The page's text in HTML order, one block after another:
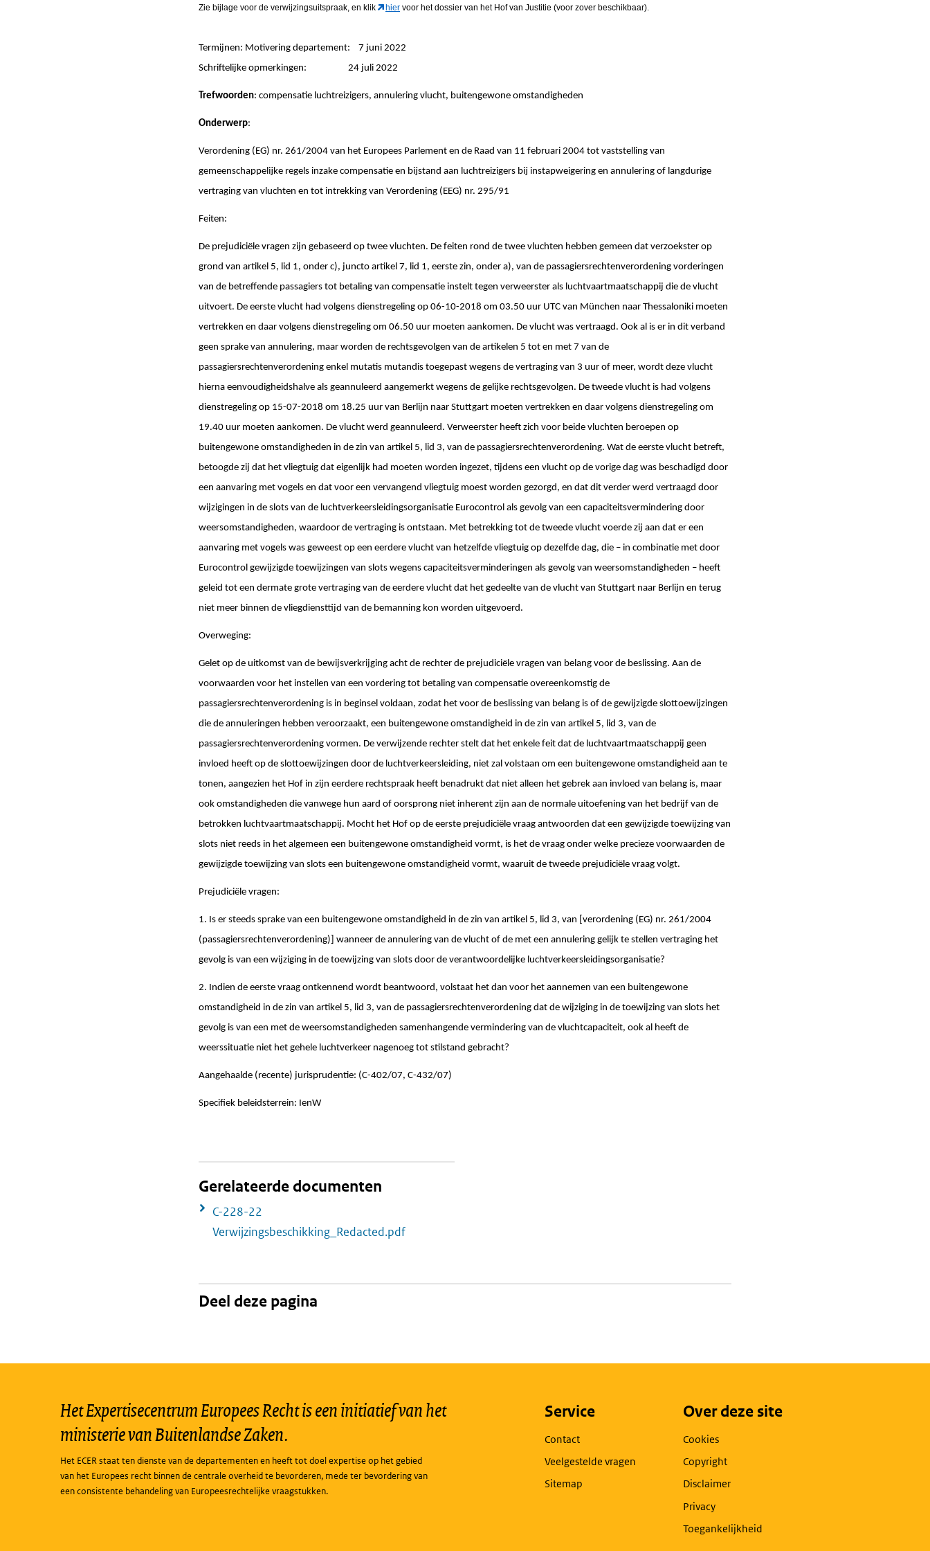
Zie bijlage voor de verwijzingsuitspraak, en klik hier voor het dossier van het Hof van Justitie (voor zover beschikbaar).
Termijnen: Motivering departement: 7 juni 2022
Schriftelijke opmerkingen: 24 juli 2022
Trefwoorden: compensatie luchtreizigers, annulering vlucht, buitengewone omstandigheden
Onderwerp:
Verordening (EG) nr. 261/2004 van het Europees Parlement en de Raad van 11 februari 2004 tot vaststelling van
gemeenschappelĳke regels inzake compensatie en bĳstand aan luchtreizigers bĳ instapweigering en annulering of langdurige
vertraging van vluchten en tot intrekking van Verordening (EEG) nr. 295/91
Feiten:
De prejudiciële vragen zijn gebaseerd op twee vluchten. De feiten rond de twee vluchten hebben gemeen dat verzoekster op
grond van artikel 5, lid 1, onder c), juncto artikel 7, lid 1, eerste zin, onder a), van de passagiersrechtenverordening vorderingen
van de betreffende passagiers tot betaling van compensatie instelt tegen verweerster als luchtvaartmaatschappij die de vlucht
uitvoert. De eerste vlucht had volgens dienstregeling op 06-10-2018 om 03.50 uur UTC van München naar Thessaloniki moeten
vertrekken en daar volgens dienstregeling om 06.50 uur moeten aankomen. De vlucht was vertraagd. Ook al is er in dit verband
geen sprake van annulering, maar worden de rechtsgevolgen van de artikelen 5 tot en met 7 van de
passagiersrechtenverordening enkel mutatis mutandis toegepast wegens de vertraging van 3 uur of meer, wordt deze vlucht
hierna eenvoudigheidshalve als geannuleerd aangemerkt wegens de gelijke rechtsgevolgen. De tweede vlucht is had volgens
dienstregeling op 15-07-2018 om 18.25 uur van Berlijn naar Stuttgart moeten vertrekken en daar volgens dienstregeling om
19.40 uur moeten aankomen. De vlucht werd geannuleerd. Verweerster heeft zich voor beide vluchten beroepen op
buitengewone omstandigheden in de zin van artikel 5, lid 3, van de passagiersrechtenverordening. Wat de eerste vlucht betreft,
betoogde zij dat het vliegtuig dat eigenlijk had moeten worden ingezet, tijdens een vlucht op de vorige dag was beschadigd door
een aanvaring met vogels en dat voor een vervangend vliegtuig moest worden gezorgd, en dat dit verder werd vertraagd door
wijzigingen in de slots van de luchtverkeersleidingsorganisatie Eurocontrol als gevolg van een capaciteitsvermindering door
weersomstandigheden, waardoor de vertraging is ontstaan. Met betrekking tot de tweede vlucht voerde zij aan dat er een
aanvaring met vogels was geweest op een eerdere vlucht van hetzelfde vliegtuig op dezelfde dag, die – in combinatie met door
Eurocontrol gewijzigde toewijzingen van slots wegens capaciteitsverminderingen als gevolg van weersomstandigheden – heeft
geleid tot een dermate grote vertraging van de eerdere vlucht dat het gedeelte van de vlucht van Stuttgart naar Berlijn en terug
niet meer binnen de vliegdiensttijd van de bemanning kon worden uitgevoerd.
Overweging:
Gelet op de uitkomst van de bewijsverkrijging acht de rechter de prejudiciële vragen van belang voor de beslissing. Aan de
voorwaarden voor het instellen van een vordering tot betaling van compensatie overeenkomstig de
passagiersrechtenverordening is in beginsel voldaan, zodat het voor de beslissing van belang is of de gewijzigde slottoewijzingen
die de annuleringen hebben veroorzaakt, een buitengewone omstandigheid in de zin van artikel 5, lid 3, van de
passagiersrechtenverordening vormen. De verwijzende rechter stelt dat het enkele feit dat de luchtvaartmaatschappij geen
invloed heeft op de slottoewijzingen door de luchtverkeersleiding, niet zal volstaan om een buitengewone omstandigheid aan te
tonen, aangezien het Hof in zijn eerdere rechtspraak heeft benadrukt dat niet alleen het gebrek aan invloed van belang is, maar
ook omstandigheden die vanwege hun aard of oorsprong niet inherent zijn aan de normale uitoefening van het bedrijf van de
betrokken luchtvaartmaatschappij. Mocht het Hof op de eerste prejudiciële vraag antwoorden dat een gewijzigde toewijzing van
slots niet reeds in het algemeen een buitengewone omstandigheid vormt, is het de vraag onder welke precieze voorwaarden de
gewijzigde toewijzing van slots een buitengewone omstandigheid vormt, waaruit de tweede prejudiciële vraag volgt.
Prejudiciële vragen:
1. Is er steeds sprake van een buitengewone omstandigheid in de zin van artikel 5, lid 3, van [verordening (EG) nr. 261/2004
(passagiersrechtenverordening)] wanneer de annulering van de vlucht of de met een annulering gelijk te stellen vertraging het
gevolg is van een wijziging in de toewijzing van slots door de verantwoordelijke luchtverkeersleidingsorganisatie?
2. Indien de eerste vraag ontkennend wordt beantwoord, volstaat het dan voor het aannemen van een buitengewone
omstandigheid in de zin van artikel 5, lid 3, van de passagiersrechtenverordening dat de wijziging in de toewijzing van slots het
gevolg is van een met de weersomstandigheden samenhangende vermindering van de vluchtcapaciteit, ook al heeft de
weerssituatie niet het gehele luchtverkeer nagenoeg tot stilstand gebracht?
Aangehaalde (recente) jurisprudentie: (C-402/07, C-432/07)
Specifiek beleidsterrein: IenW
Gerelateerde documenten
C-228-22
Verwijzingsbeschikking_Redacted.pdf
Deel deze pagina
Het Expertisecentrum Europees Recht is een initiatief van het
ministerie van Buitenlandse Zaken.
Het ECER staat ten dienste van de departementen en heeft tot doel expertise op het gebied
van het Europees recht binnen de centrale overheid te bevorderen, mede ter bevordering van
een consistente behandeling van Europeesrechtelijke vraagstukken.
Service
Contact
Veelgestelde vragen
Sitemap
Over deze site
Cookies
Copyright
Disclaimer
Privacy
Toegankelijkheid